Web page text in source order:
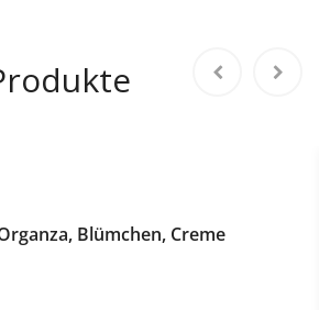
Blümchen, Creme